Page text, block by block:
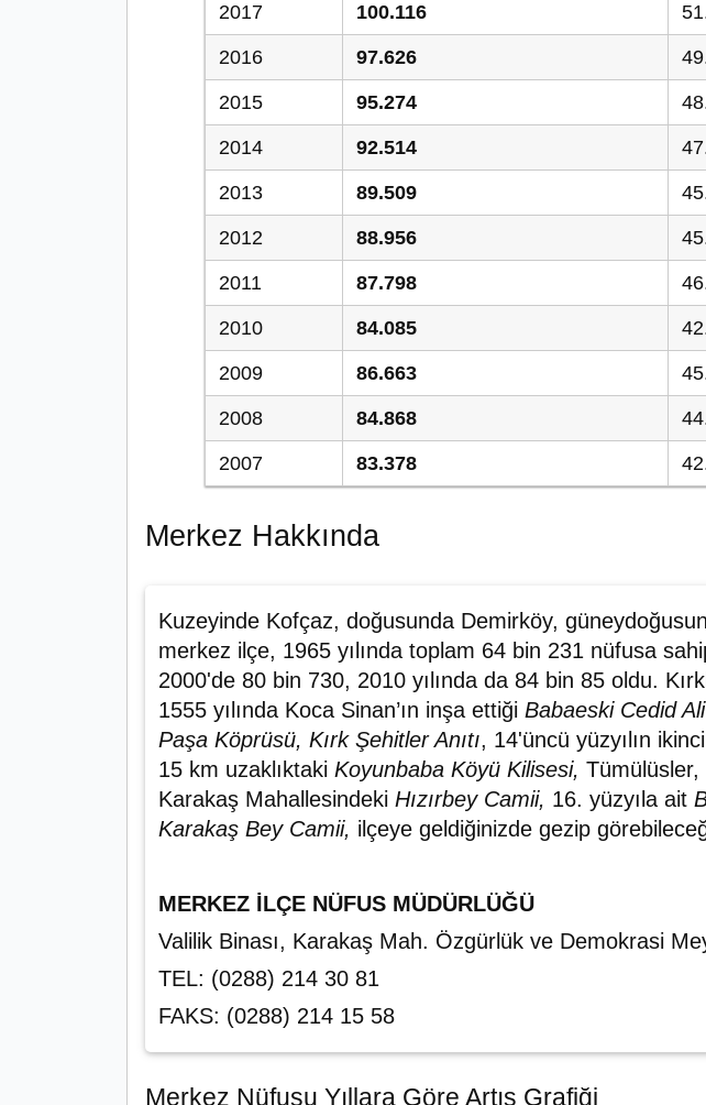
2017 100.116
2016 97.626
2015 95.274
2014 92.514
2013 89.509
2012 88.956
2011 87.798
2010 84.085
2009 86.663
2008 84.868
2007 83.378
Merkez Hakkında
Kuzeyinde Kofçaz, doğusunda Demirköy,
merkez ilçe, 1965 yılında toplam 64 bin 231 nüfusa
2000'de 80 bin 730, 2010 yılında da 84 bin 85 oldu.
1555 yılında Koca Sinan’ın inşa ettiği Babaeski Cedid
Paşa Köprüsü, Kırk Şehitler Anıtı, 14'üncü yüzyılın
15 km uzaklıktaki Koyunbaba Köyü Kilisesi, Tümülüsler,
Karakaş Mahallesindeki Hızırbey Camii, 16. yüzyıla ait
Karakaş Bey Camii, ilçeye geldiğinizde gezip
MERKEZ İLÇE NÜFUS MÜDÜRLÜĞÜ
Valilik Binası, Karakaş Mah. Özgürlük ve Demokrasi
TEL: (0288) 214 30 81
FAKS: (0288) 214 15 58
Merkez Nüfusu Yıllara Göre Artış Grafiği